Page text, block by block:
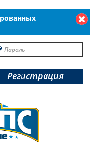
Регистрация